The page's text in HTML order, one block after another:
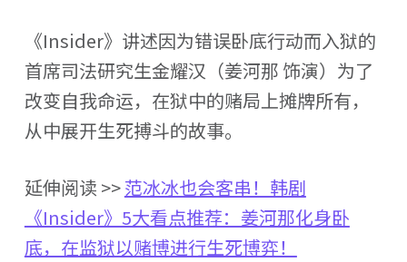
《Insider》讲述因为错误卧底行动而入狱的
首席司法研究生金耀汉（姜河那 饰演）为了
改变自我命运，在狱中的赌局上摊牌所有，
从中展开生死搏斗的故事。
延伸阅读 >>范冰冰也会客串！韩剧
《Insider》5大看点推荐：姜河那化身卧
底，在监狱以赌博进行生死博弈！